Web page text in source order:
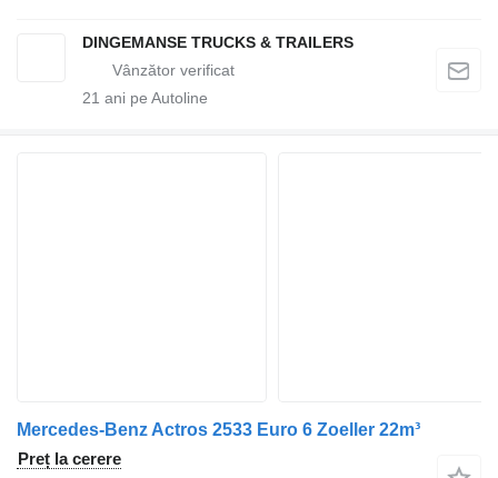
DINGEMANSE TRUCKS & TRAILERS
21 ani pe Autoline
Mercedes-Benz Actros 2533 Euro 6 Zoeller 22m³
Preț la cerere